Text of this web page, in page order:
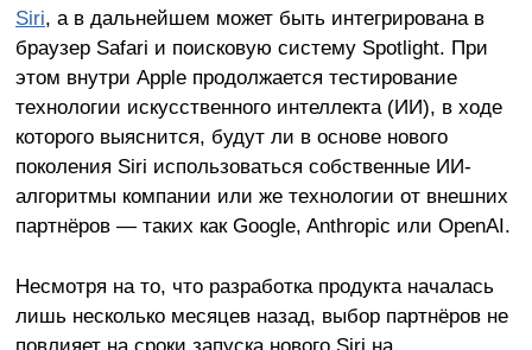
Siri, а в дальнейшем может быть интегрирована в
браузер Safari и поисковую систему Spotlight. При
этом внутри Apple продолжается тестирование
технологии искусственного интеллекта (ИИ), в ходе
которого выяснится, будут ли в основе нового
поколения Siri использоваться собственные ИИ-
алгоритмы компании или же технологии от внешних
партнёров — таких как Google, Anthropic или OpenAI.
Несмотря на то, что разработка продукта началась
лишь несколько месяцев назад, выбор партнёров не
повлияет на сроки запуска нового Siri на